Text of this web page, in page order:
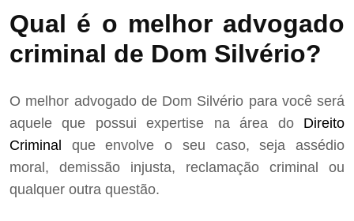
Qual é o melhor advogado
criminal de Dom Silvério?
O melhor advogado de Dom Silvério para você será
aquele que possui expertise na área do Direito
Criminal que envolve o seu caso, seja assédio
moral, demissão injusta, reclamação criminal ou
qualquer outra questão.